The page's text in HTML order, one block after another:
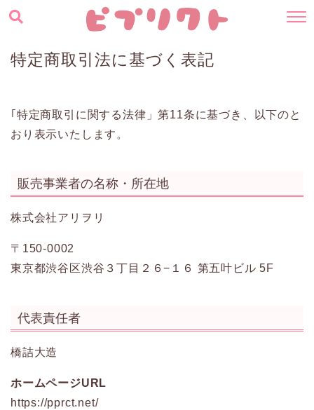
特定商取引法に基づく表記
｢特定商取引に関する法律」第11条に基づき、以下のと
おり表示いたします。
販売事業者の名称・所在地
株式会社アリヲリ
〒150-0002
東京都渋谷区渋谷３丁目２６−１６ 第五叶ビル 5F
代表責任者
橋詰大造
ホームページURL
https://pprct.net/